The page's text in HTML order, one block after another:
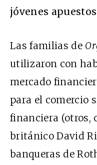
jóvenes apuestos
Las familias de
utilizaron con
mercado
para el comercio
financiera (otros,
británico David
banqueras de